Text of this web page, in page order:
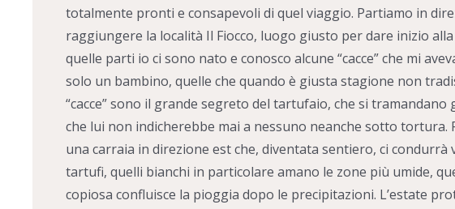
totalmente pronti e consapevoli di quel viaggio. Partiamo in
raggiungere la località Il Fiocco, luogo giusto per dare inizio
quelle parti io ci sono nato e conosco alcune “cacce” che mi
solo un bambino, quelle che quando è giusta stagione non
“cacce” sono il grande segreto del tartufaio, che si
che lui non indicherebbe mai a nessuno neanche sotto tortura.
una carraia in direzione est che, diventata sentiero, ci condurrà
tartufi, quelli bianchi in particolare amano le zone più umide,
copiosa confluisce la pioggia dopo le precipitazioni. L’estate